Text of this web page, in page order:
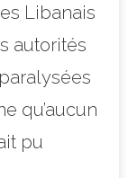
Libanais
autorités
qu’aucun
pu